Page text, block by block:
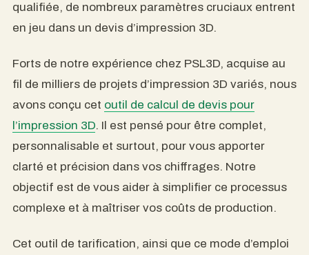
qualifiée, de nombreux paramètres cruciaux entrent
en jeu dans un devis d’impression 3D.
Forts de notre expérience chez PSL3D, acquise au
fil de milliers de projets d’impression 3D variés, nous
avons conçu cet outil de calcul de devis pour
l’impression 3D. Il est pensé pour être complet,
personnalisable et surtout, pour vous apporter
clarté et précision dans vos chiffrages. Notre
objectif est de vous aider à simplifier ce processus
complexe et à maîtriser vos coûts de production.
Cet outil de tarification, ainsi que ce mode d’emploi